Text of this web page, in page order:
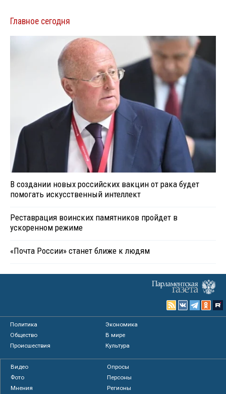
Главное сегодня
В создании новых российских вакцин от рака будет
помогать искусственный интеллект
Реставрация воинских памятников пройдет в
ускоренном режиме
«Почта России» станет ближе к людям
Политика
Экономика
Общество
В мире
Происшествия
Культура
Видео
Опросы
Фото
Персоны
Мнения
Регионы